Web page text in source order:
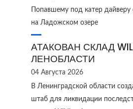
Попавшему под катер дайверу
на Ладожском озере
АТАКОВАН СКЛАД
ЛЕНОБЛАСТИ
04 Августа 2026
В Ленинградской области
штаб для ликвидации